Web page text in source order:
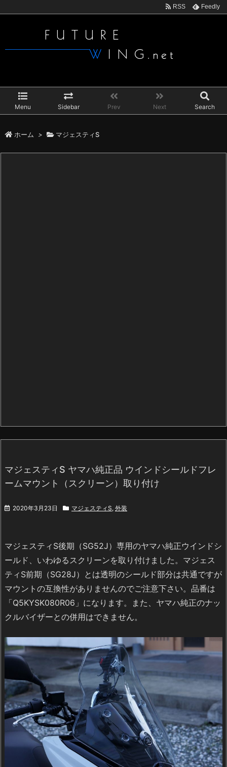
Menu Sidebar Prev Next Search
RSS Feedly
ホーム > マジェスティS
マジェスティS ヤマハ純正品 ウインドシールドフレ
ームマウント（スクリーン）取り付け
2020年3月23日 マジェスティS, 外装
マジェスティS後期（SG52J）専用のヤマハ純正ウインドシ
ールド、いわゆるスクリーンを取り付けました。マジェス
ティS前期（SG28J）とは透明のシールド部分は共通ですが
マウントの互換性がありませんのでご注意下さい。品番は
「Q5KYSK080R06」になります。また、ヤマハ純正のナッ
クルバイザーとの併用はできません。